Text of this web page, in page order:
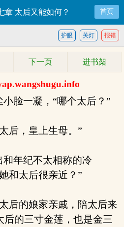
章 太后又能如何？ 首页
报错
关灯
护眼
下一页 进书架
脸一凝，“哪个太后？”
后，皇上生母。”
年纪不太相称的冷
和太后很亲近？”
后的娘家亲戚，陪太后来
的三寸金莲，也是金三